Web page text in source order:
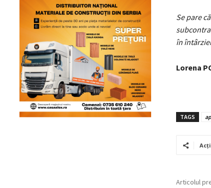
Se pare
în
Lorena
TAGS
Articolul